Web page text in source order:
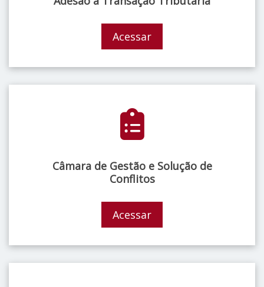
Acessar
Câmara de Gestão e Solução de
Conflitos
Acessar